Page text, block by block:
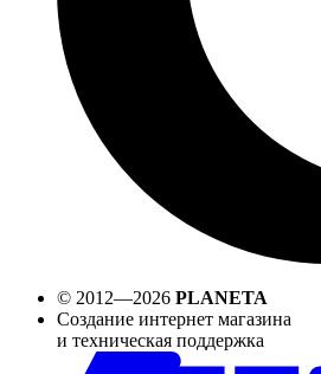
© 2012—2026 PLANETA
Создание интернет магазина
и техническая поддержка